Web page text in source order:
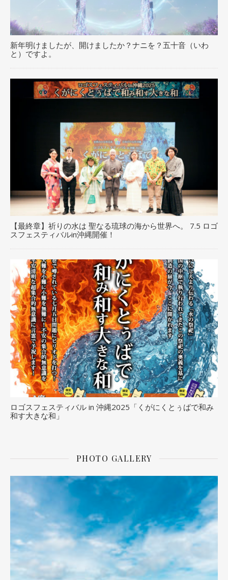
新年明けましたが、開けましたか？ナニを？五十音（いわ
と）ですよ。
【最終章】祈りの水は 聖なる琉球の海から世界へ。 7.5 ロゴ
スフェスティバルin沖縄開催！
ロゴスフェスティバル in 沖縄2025「くがにくとぅばで和み
和す大きな和」
PHOTO GALLERY